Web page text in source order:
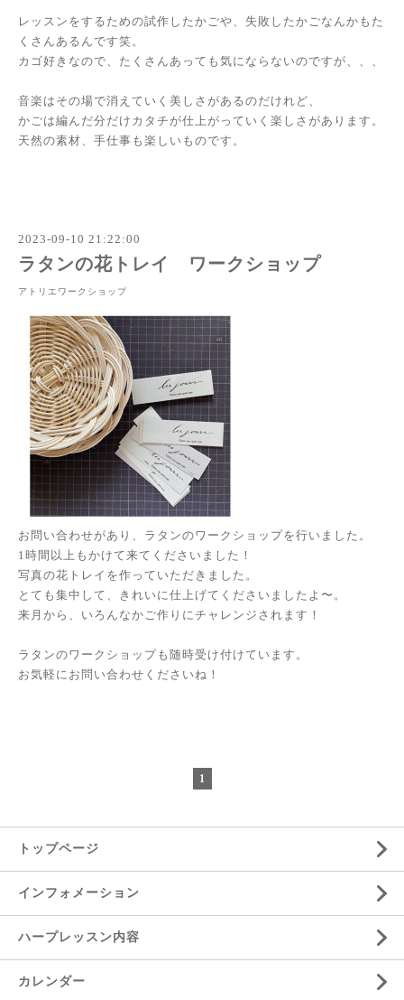
レッスンをするための試作したかごや、失敗したかごなんかもた
くさんあるんです笑。
カゴ好きなので、たくさんあっても気にならないのですが、、、
音楽はその場で消えていく美しさがあるのだけれど、
かごは編んだ分だけカタチが仕上がっていく楽しさがあります。
天然の素材、手仕事も楽しいものです。
2023-09-10 21:22:00
ラタンの花トレイ ワークショップ
アトリエワークショップ
お問い合わせがあり、ラタンのワークショップを行いました。
1時間以上もかけて来てくださいました！
写真の花トレイを作っていただきました。
とても集中して、きれいに仕上げてくださいましたよ〜。
来月から、いろんなかご作りにチャレンジされます！
ラタンのワークショップも随時受け付けています。
お気軽にお問い合わせくださいね！
1
トップページ
インフォメーション
ハープレッスン内容
カレンダー